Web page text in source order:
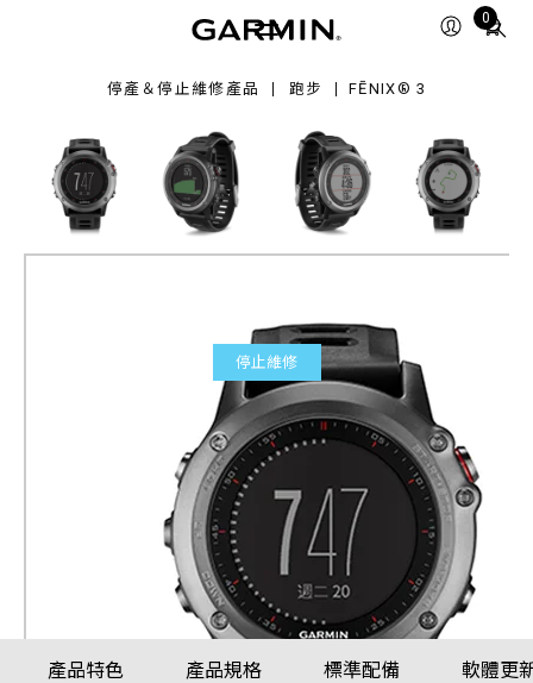
0
Total
停產＆停止維修產品 跑步 FĒNIX® 3
停止維修
fēnix® 3
全能戶外運動GPS腕錶
產品料號 010-01338-04
配戴比例參考
產品特色 產品規格 標準配備 軟體更